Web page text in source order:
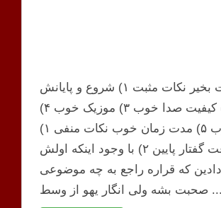
سلام وقت بخیر نکات مثبت ۱) شروع و پایانش
خوب ۲) کیفیت صدا خوب ۳) موزیک خوب ۴)
تلفظ خوب ۵) مدت زمان خوب نکات منفی ۱)
سرعت گفتار پایین ۲) با وجود اینکه اولش
که قراره راجع به چه موضوعی
صحبت بشه ولی انگار یهو از وسط ...